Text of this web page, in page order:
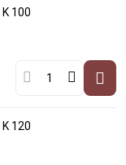
K 100
K 120